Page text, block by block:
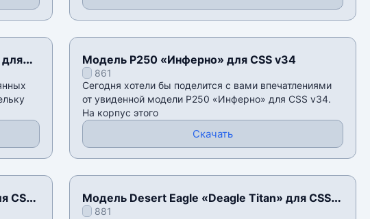
Модель P250 «Инферно» для CSS v34
861
Сегодня хотели бы поделится с вами впечатлениями
от увиденной модели P250 «Инферно» для CSS v34.
На корпус этого
Скачать
CSS
Модель Desert Eagle «Deagle Titan» для CSS
v34881